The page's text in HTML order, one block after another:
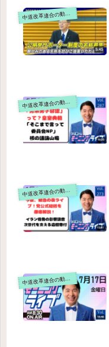
中道改革連合の動画をテキスト要約
中道改革連合の動画をテキスト要約
中道改革連合の動画をテキスト要約
中道改革連合の動画をテキスト要約